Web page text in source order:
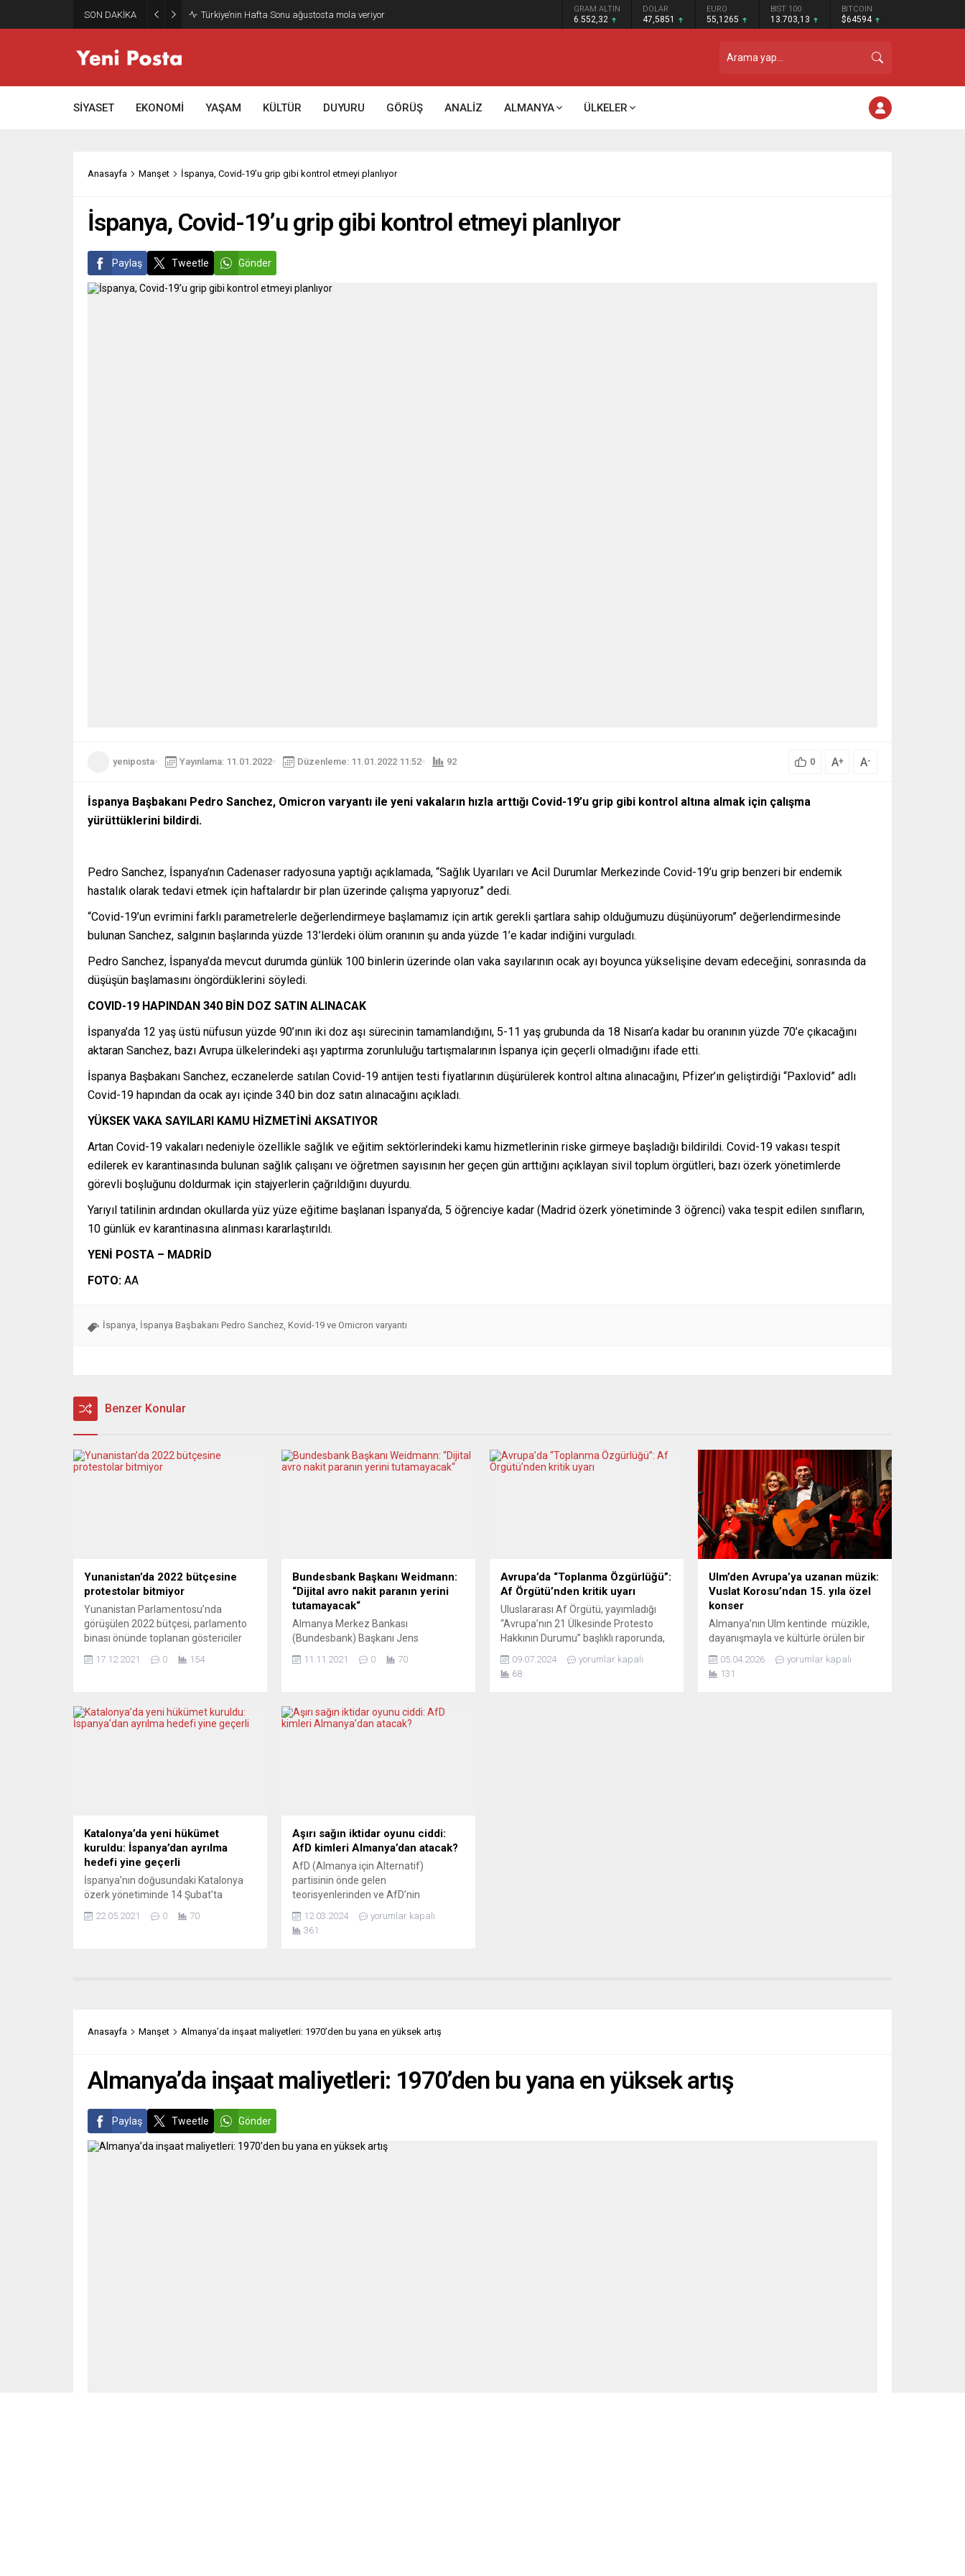
SON DAKİKA Gazze’nin geleceği: Teknokratik kontrol mü, kolonializm mi? GRAM ALTIN
6.552,32
DOLAR
47,5851
EURO
55,1265
BIST 100
13.703,13
BITCOIN
$64594
SİYASET EKONOMİ YAŞAM KÜLTÜR DUYURU GÖRÜŞ ANALİZ ALMANYA ÜLKELER
Anasayfa Manşet İspanya, Covid-19’u grip gibi kontrol etmeyi planlıyor
İspanya, Covid-19’u grip gibi kontrol etmeyi planlıyor
Paylaş Tweetle Gönder
yeniposta Yayınlama: 11.01.2022 Düzenleme: 11.01.2022 11:52 92 0 A+ A-
İspanya Başbakanı Pedro Sanchez, Omicron varyantı ile yeni vakaların hızla arttığı Covid-19’u grip gibi kontrol altına almak için çalışma
yürüttüklerini bildirdi.
Pedro Sanchez, İspanya’nın Cadenaser radyosuna yaptığı açıklamada, “Sağlık Uyarıları ve Acil Durumlar Merkezinde Covid-19’u grip benzeri bir endemik
hastalık olarak tedavi etmek için haftalardır bir plan üzerinde çalışma yapıyoruz” dedi.
“Covid-19’un evrimini farklı parametrelerle değerlendirmeye başlamamız için artık gerekli şartlara sahip olduğumuzu düşünüyorum” değerlendirmesinde
bulunan Sanchez, salgının başlarında yüzde 13’lerdeki ölüm oranının şu anda yüzde 1’e kadar indiğini vurguladı.
Pedro Sanchez, İspanya’da mevcut durumda günlük 100 binlerin üzerinde olan vaka sayılarının ocak ayı boyunca yükselişine devam edeceğini, sonrasında da
düşüşün başlamasını öngördüklerini söyledi.
COVID-19 HAPINDAN 340 BİN DOZ SATIN ALINACAK
İspanya’da 12 yaş üstü nüfusun yüzde 90’ının iki doz aşı sürecinin tamamlandığını, 5-11 yaş grubunda da 18 Nisan’a kadar bu oranının yüzde 70’e çıkacağını
aktaran Sanchez, bazı Avrupa ülkelerindeki aşı yaptırma zorunluluğu tartışmalarının İspanya için geçerli olmadığını ifade etti.
İspanya Başbakanı Sanchez, eczanelerde satılan Covid-19 antijen testi fiyatlarının düşürülerek kontrol altına alınacağını, Pfizer’ın geliştirdiği “Paxlovid” adlı
Covid-19 hapından da ocak ayı içinde 340 bin doz satın alınacağını açıkladı.
YÜKSEK VAKA SAYILARI KAMU HİZMETİNİ AKSATIYOR
Artan Covid-19 vakaları nedeniyle özellikle sağlık ve eğitim sektörlerindeki kamu hizmetlerinin riske girmeye başladığı bildirildi. Covid-19 vakası tespit
edilerek ev karantinasında bulunan sağlık çalışanı ve öğretmen sayısının her geçen gün arttığını açıklayan sivil toplum örgütleri, bazı özerk yönetimlerde
görevli boşluğunu doldurmak için stajyerlerin çağrıldığını duyurdu.
Yarıyıl tatilinin ardından okullarda yüz yüze eğitime başlanan İspanya’da, 5 öğrenciye kadar (Madrid özerk yönetiminde 3 öğrenci) vaka tespit edilen sınıfların,
10 günlük ev karantinasına alınması kararlaştırıldı.
YENİ POSTA – MADRİD
FOTO: AA
İspanya İspanya Başbakanı Pedro Sanchez Kovid-19 ve Omicron varyantı
Benzer Konular
Yunanistan’da 2022 bütçesine
protestolar bitmiyor
Yunanistan Parlamentosuʼnda
görüşülen 2022 bütçesi, parlamento
binası önünde toplanan göstericiler
kişi parlamento binası önünde bir
Cumartesi parlamentoda oylamaya
sunulacak bütçeden sağlık, eğitim ve
17.12.2021 0 154
Bundesbank Başkanı Weidmann:
“Dijital avro nakit paranın yerini
tutamayacak“
Almanya Merkez Bankası
(Bundesbank) Başkanı Jens
paranın yerini almasının mümkün
Jens Weidmann’ın Bundesbank
tarafından düzenlenen “Nakit Para’nın
11.11.2021 0 70
Avrupa’da “Toplanma Özgürlüğü”:
Af Örgütü’nden kritik uyarı
Uluslararası Af Örgütü, yayımladığı
“Avrupa’nın 21 Ülkesinde Protesto
Hakkının Durumu” başlıklı raporunda,
özgürlüğüne yönelik sistematik
engellemeler ve saldırılar
09.07.2024
yorumlar kapalı
68
Ulm’den Avrupa’ya uzanan müzik:
Vuslat Korosu’ndan 15. yıla özel
konser
Almanya’nın Ulm kentinde müzikle,
dayanışmayla ve kültürle örülen bir
Sanat Müziği Korosu, bu anlamlı yılı
özel bir jübile konseriyle kutladı. Kentin
05.04.2026
yorumlar kapalı
131
Katalonya’da yeni hükümet
kuruldu: İspanya’dan ayrılma
hedefi yine geçerli
İspanya’nın doğusundaki Katalonya
özerk yönetiminde 14 Şubat’ta
seçimlerinin ardından ayrılıkçı iki siyasi
özerk yönetiminin...
22.05.2021 0 70
Aşırı sağın iktidar oyunu ciddi:
AfD kimleri Almanya’dan atacak?
AfD (Almanya için Alternatif)
partisinin önde gelen
teorisyenlerinden ve AfD’nin
Başkanı Björn Höcke’nin görüşleri
2018 yılında bir kitapta yayınlandı.
Bunun için geniş...
12.03.2024
yorumlar kapalı
361
Anasayfa Manşet Almanya’da inşaat maliyetleri: 1970’den bu yana en yüksek artış
Almanya’da inşaat maliyetleri: 1970’den bu yana en yüksek artış
Paylaş Tweetle Gönder